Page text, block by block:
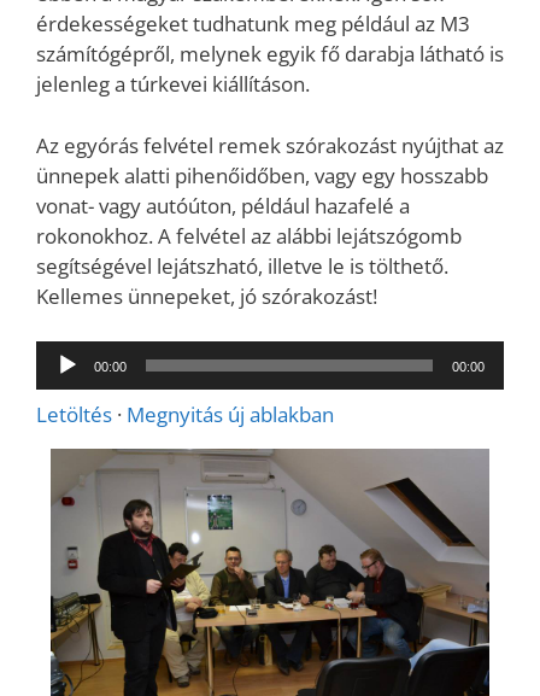
érdekességeket tudhatunk meg például az M3
számítógépről, melynek egyik fő darabja látható is
jelenleg a túrkevei kiállításon.
Az egyórás felvétel remek szórakozást nyújthat az
ünnepek alatti pihenőidőben, vagy egy hosszabb
vonat- vagy autóúton, például hazafelé a
rokonokhoz. A felvétel az alábbi lejátszógomb
segítségével lejátszható, illetve le is tölthető.
Kellemes ünnepeket, jó szórakozást!
Audió
lejátszó
00:00 00:00
Letöltés · Megnyitás új ablakban